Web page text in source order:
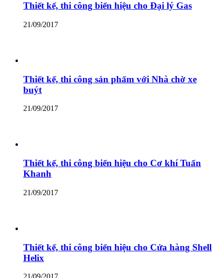
Thiết kế, thi công biển hiệu cho Đại lý Gas
21/09/2017
Thiết kế, thi công sản phẩm với Nhà chờ xe
buýt
21/09/2017
Thiết kế, thi công biển hiệu cho Cơ khí Tuấn
Khanh
21/09/2017
Thiết kế, thi công biển hiệu cho Cửa hàng Shell
Helix